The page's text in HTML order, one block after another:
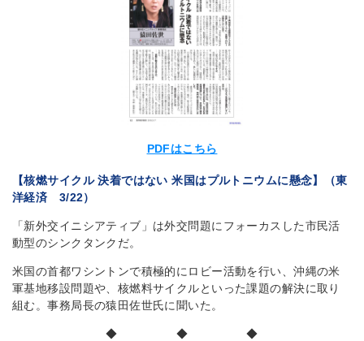
PDFはこちら
【核燃サイクル 決着ではない 米国はプルトニウムに懸念】（東
洋経済 3/22）
「新外交イニシアティブ」は外交問題にフォーカスした市民活
動型のシンクタンクだ。
米国の首都ワシントンで積極的にロビー活動を行い、沖縄の米
軍基地移設問題や、核燃料サイクルといった課題の解決に取り
組む。事務局長の猿田佐世氏に聞いた。
◆ ◆ ◆